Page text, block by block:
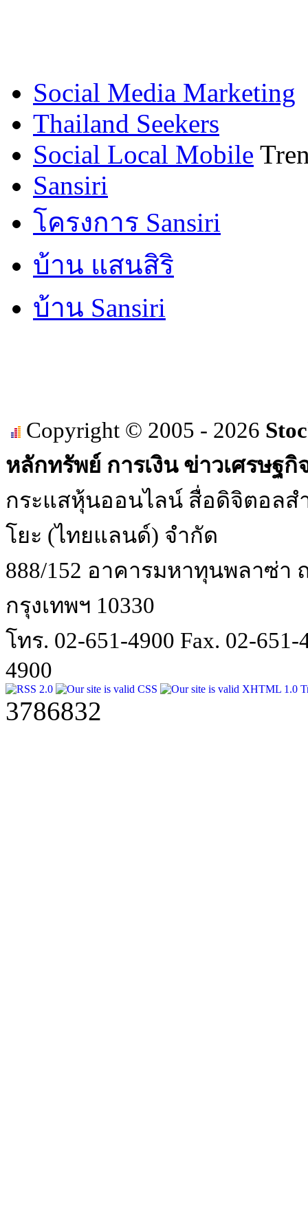
Social Media Marketing
Thailand Seekers
Social Local Mobile
Sansiri
โครงการ Sansiri
บ้าน แสนสิริ
บ้าน Sansiri
Copyright © 2005 - 2026
หลักทรัพย์ การเงิน ข่าวเศรษฐกิ
กระแสหุ้นออนไลน์ สื่อดิจิตอล
โยะ (ไทยแลนด์) จำกัด
888/152 อาคารมหาทุนพลาซ่
กรุงเทพฯ 10330
โทร. 02-651-4900 Fax. 02-
4900
3786832